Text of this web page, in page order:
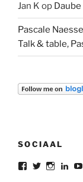
Jan K op
Pascale
Talk & table,
SOCIAAL
BekijkBekijkBekijk